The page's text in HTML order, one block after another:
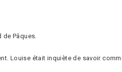
Pâques.
Louise était inquiète de savoir